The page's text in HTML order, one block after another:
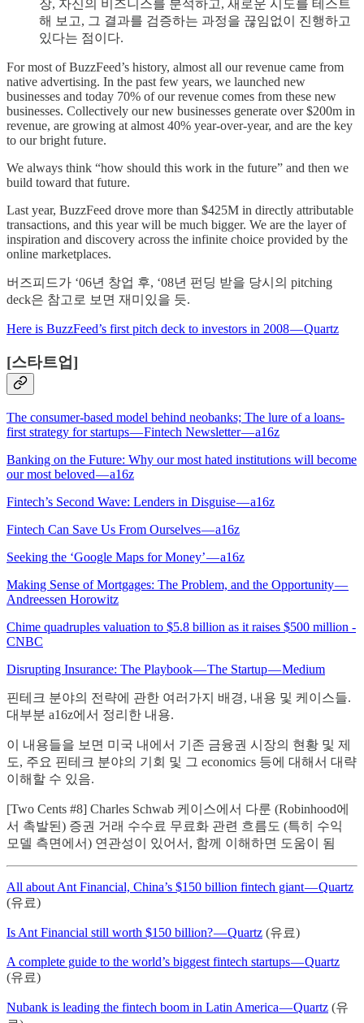
장, 자신의 비즈니스를 분석하고, 새로운 시도를 테스트
해 보고, 그 결과를 검증하는 과정을 끊임없이 진행하고
있다는 점이다.
For most of BuzzFeed’s history, almost all our revenue came from
native advertising. In the past few years, we launched new
businesses and today 70% of our revenue comes from these new
businesses. Collectively our new businesses generate over $200m in
revenue, are growing at almost 40% year-over-year, and are the key
to our bright future.
We always think “how should this work in the future” and then we
build toward that future.
Last year, BuzzFeed drove more than $425M in directly attributable
transactions, and this year will be much bigger. We are the layer of
inspiration and discovery across the infinite choice provided by the
online marketplaces.
버즈피드가 ‘06년 창업 후, ‘08년 펀딩 받을 당시의 pitching
deck은 참고로 보면 재미있을 듯.
Here is BuzzFeed’s first pitch deck to investors in 2008 — Quartz
[스타트업]
The consumer-based model behind neobanks; The lure of a loans-
first strategy for startups — Fintech Newsletter — a16z
Banking on the Future: Why our most hated institutions will become
our most beloved — a16z
Fintech’s Second Wave: Lenders in Disguise — a16z
Fintech Can Save Us From Ourselves — a16z
Seeking the ‘Google Maps for Money’ — a16z
Making Sense of Mortgages: The Problem, and the Opportunity —
Andreessen Horowitz
Chime quadruples valuation to $5.8 billion as it raises $500 million -
CNBC
Disrupting Insurance: The Playbook — The Startup — Medium
핀테크 분야의 전략에 관한 여러가지 배경, 내용 및 케이스들.
대부분 a16z에서 정리한 내용.
이 내용들을 보면 미국 내에서 기존 금융권 시장의 현황 및 제
도, 주요 핀테크 분야의 기회 및 그 economics 등에 대해서 대략
이해할 수 있음.
[Two Cents #8] Charles Schwab 케이스에서 다룬 (Robinhood에
서 촉발된) 증권 거래 수수료 무료화 관련 흐름도 (특히 수익
모델 측면에서) 연관성이 있어서, 함께 이해하면 도움이 됨
All about Ant Financial, China’s $150 billion fintech giant — Quartz
(유료)
Is Ant Financial still worth $150 billion? — Quartz (유료)
A complete guide to the world’s biggest fintech startups — Quartz
(유료)
Nubank is leading the fintech boom in Latin America — Quartz (유